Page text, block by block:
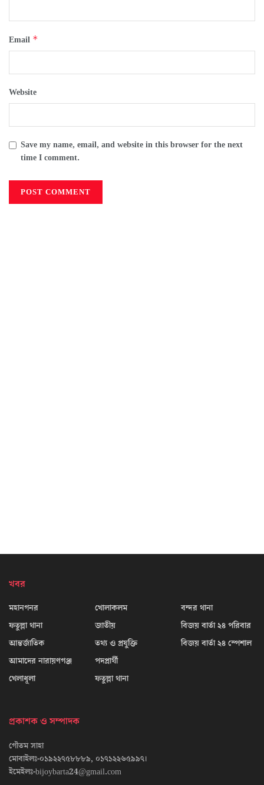
Email *
Website
Save my name, email, and website in this browser for the next
time I comment.
খবর
মহানগনর
ফতুল্লা থানা
আন্তর্জাতিক
আমাদের নারায়ণগঞ্জ
খেলাধূলা
খোলাকলম
জাতীয়
তথ্য ও প্রযুক্তি
পদপ্রার্থী
ফতুল্লা থানা
বন্দর থানা
বিজয় বার্তা ২৪ পরিবার
বিজয় বার্তা ২৪ স্পেশাল
প্রকাশক ও সম্পাদক
গৌতম সাহা
মোবাইলঃ-০১৯২২৭৫৮৮৮৯, ০১৭১২২৬৫৯৯৭।
ইমেইলঃ-bijoybarta24@gmail.com